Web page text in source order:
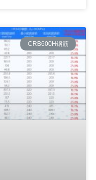
CRB600H钢筋